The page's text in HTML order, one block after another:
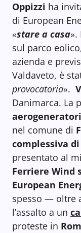
Oppizzi ha
di European
«stare a casa».
sul parco
azienda e
Valdaveto, è
provocatoria».
Danimarca. La
aerogeneratori
nel comune di
complessiva di
presentato al
Ferriere Wind
European
spesso — oltre
l’assalto a un
proteste in